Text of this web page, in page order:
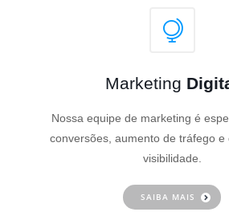
Marketing
Nossa equipe de marketing é
conversões, aumento de tráfego e
visibilidade.
SAIBA MAIS